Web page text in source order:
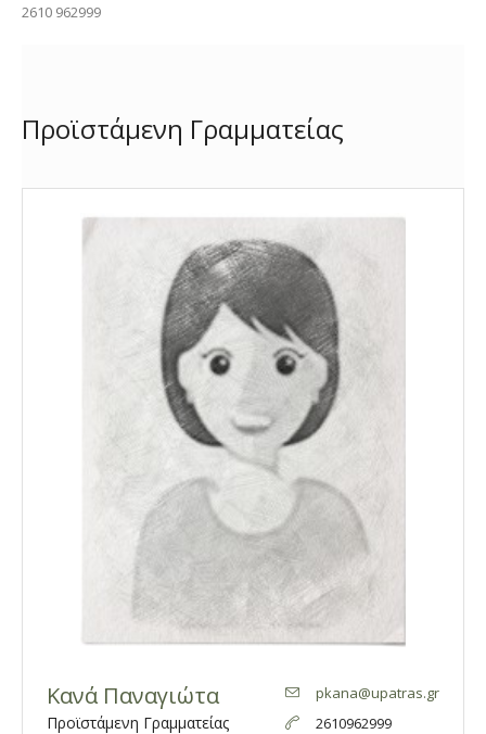
2610 962999
Προϊστάμενη Γραμματείας
Κανά Παναγιώτα
Προϊστάμενη Γραμματείας
pkana@upatras.gr
2610962999